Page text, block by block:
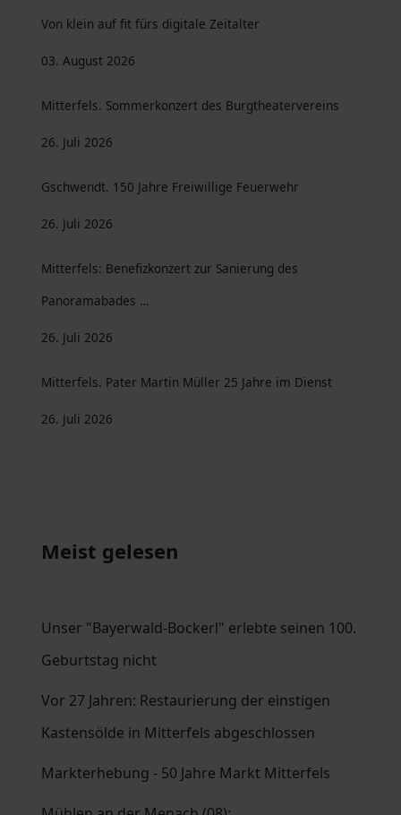
Von klein auf fit fürs digitale Zeitalter
03. August 2026
Mitterfels. Sommerkonzert des Burgtheatervereins
26. Juli 2026
Gschwendt. 150 Jahre Freiwillige Feuerwehr
26. Juli 2026
Mitterfels: Benefizkonzert zur Sanierung des
Panoramabades …
26. Juli 2026
Mitterfels. Pater Martin Müller 25 Jahre im Dienst
26. Juli 2026
Meist gelesen
Unser "Bayerwald-Bockerl" erlebte seinen 100.
Geburtstag nicht
Vor 27 Jahren: Restaurierung der einstigen
Kastensölde in Mitterfels abgeschlossen
Markterhebung - 50 Jahre Markt Mitterfels